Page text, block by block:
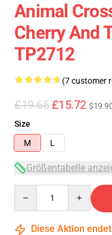
Animal
Cherry And
TP2712
(7 customer
£19.65 £15.72
Size
M
L
Größentabelle
Diese Aktion